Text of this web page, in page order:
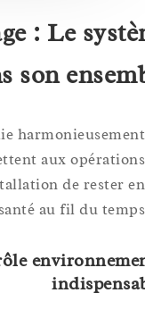
: Le
son
aux
de
santé au fil du